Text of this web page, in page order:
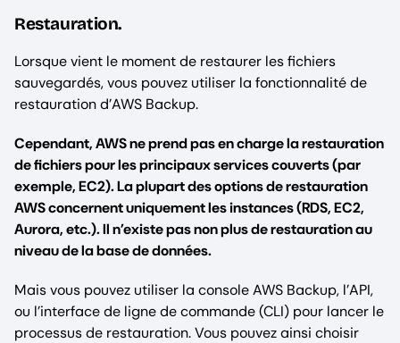
Restauration.
Lorsque vient le moment de restaurer les fichiers
sauvegardés, vous pouvez utiliser la fonctionnalité de
restauration d’AWS Backup.
Cependant, AWS ne prend pas en charge la restauration
de fichiers pour les principaux services couverts (par
exemple, EC2). La plupart des options de restauration
AWS concernent uniquement les instances (RDS, EC2,
Aurora, etc.). Il n’existe pas non plus de restauration au
niveau de la base de données.
Mais vous pouvez utiliser la console AWS Backup, l’API,
ou l’interface de ligne de commande (CLI) pour lancer le
processus de restauration. Vous pouvez ainsi choisir